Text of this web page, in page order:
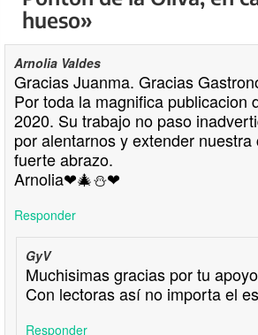
hueso»
Arnolia Valdes
Gracias Juanma. Gracias
Por toda la magnifica publicacion
2020. Su trabajo no paso
por alentarnos y extender nuestra
fuerte abrazo.
Arnolia❤🎄⛄❤
Responder
GyV
Muchisimas gracias por tu
Con lectoras así no importa el
Responder